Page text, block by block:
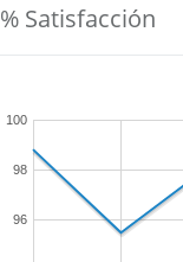
% Satisfacción
96
98
100